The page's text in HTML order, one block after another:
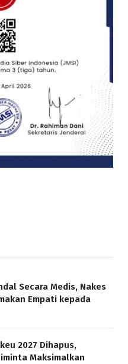
Secara Medis, Nakes
Empati kepada
2027 Dihapus,
Maksimalkan